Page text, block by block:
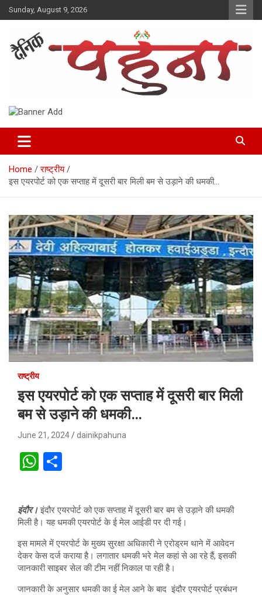
Skip
to
Sunday, August 9, 2026
Dainik Pahuna
Home
राष्ट्रीय
इस एयरपोर्ट को एक सप्ताह में दूसरी बार मिली बम से उड़ाने की धमकी…
राष्ट्रीय
इस एयरपोर्ट को एक सप्ताह में दूसरी बार मिली
बम से उड़ाने की धमकी…
June 21, 2024 dainikpahuna
W
at
s
A
p
p
ar
e
इंदौर। इंदौर एयरपोर्ट को एक सप्ताह में दूसरी बार बम से उड़ाने की धमकी
मिली है। यह धमकी एयरपाेर्ट के ई मेल आईडी पर दी गई।
इस मामले में एयरपोर्ट के मुख्य सुरक्षा अधिकारी ने एरोड्रम थाने में आवेदन
देकर केस दर्ज कराया है। लगातार धमकी भरे मेल कहां से आ रहे हैं, इसकी
जानकारी साइबर सेल की टीम नहीं निकाल पा रही है।
जानकारी के अनुसार धमकी का ई मेल आने के बाद इंदौर एयरपोर्ट प्रबंधन